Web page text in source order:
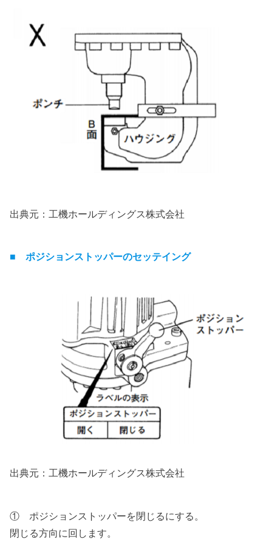
出典元：工機ホールディングス株式会社
■ ポジションストッパーのセッテイング
出典元：工機ホールディングス株式会社
① ポジションストッパーを閉じるにする。
閉じる方向に回します。